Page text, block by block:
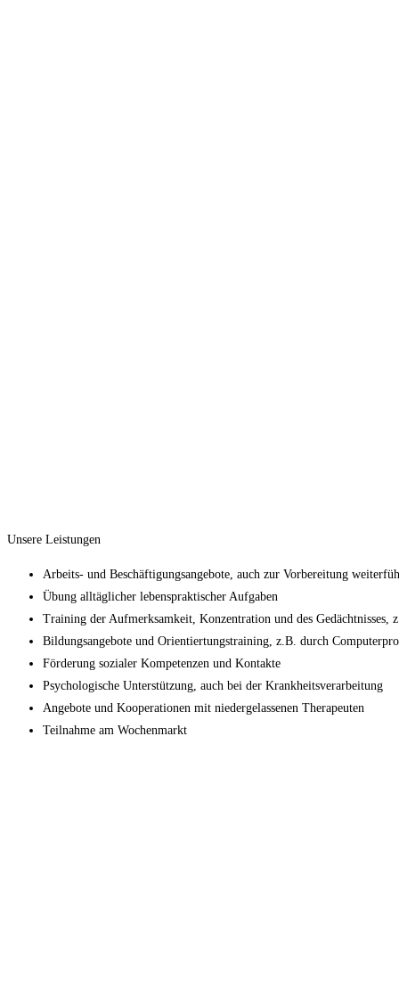
Unsere Leistungen
Arbeits- und Beschäftigungsangebote, auch zur Vorbereitung
Übung alltäglicher lebenspraktischer Aufgaben
Training der Aufmerksamkeit, Konzentration und des Gedächtnisses,
Bildungsangebote und Orientiertungstraining, z.B. durch
Förderung sozialer Kompetenzen und Kontakte
Psychologische Unterstützung, auch bei der Krankheitsverarbeitung
Angebote und Kooperationen mit niedergelassenen Therapeuten
Teilnahme am Wochenmarkt